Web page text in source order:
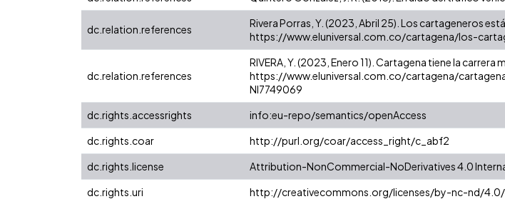
dc.relation.references
Rivera Porras, Y. (2023, Abril 25). Los cartageneros
https://www.eluniversal.com.co/cartagena/los-
dc.relation.references
RIVERA, Y. (2023, Enero 11). Cartagena tiene la carrera
https://www.eluniversal.com.co/cartagena/
NI7749069
dc.rights.accessrights
info:eu-repo/semantics/openAccess
dc.rights.coar
http://purl.org/coar/access_right/c_abf2
dc.rights.license
Attribution-NonCommercial-NoDerivatives 4.0
dc.rights.uri
http://creativecommons.org/licenses/by-nc-nd/4.0/